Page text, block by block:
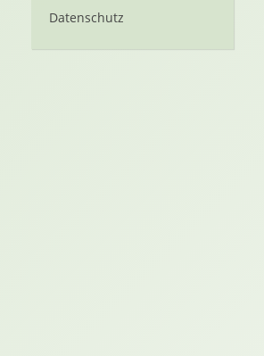
Datenschutz